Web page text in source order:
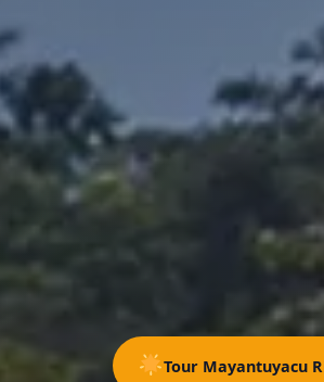
Tour Mayantuyacu